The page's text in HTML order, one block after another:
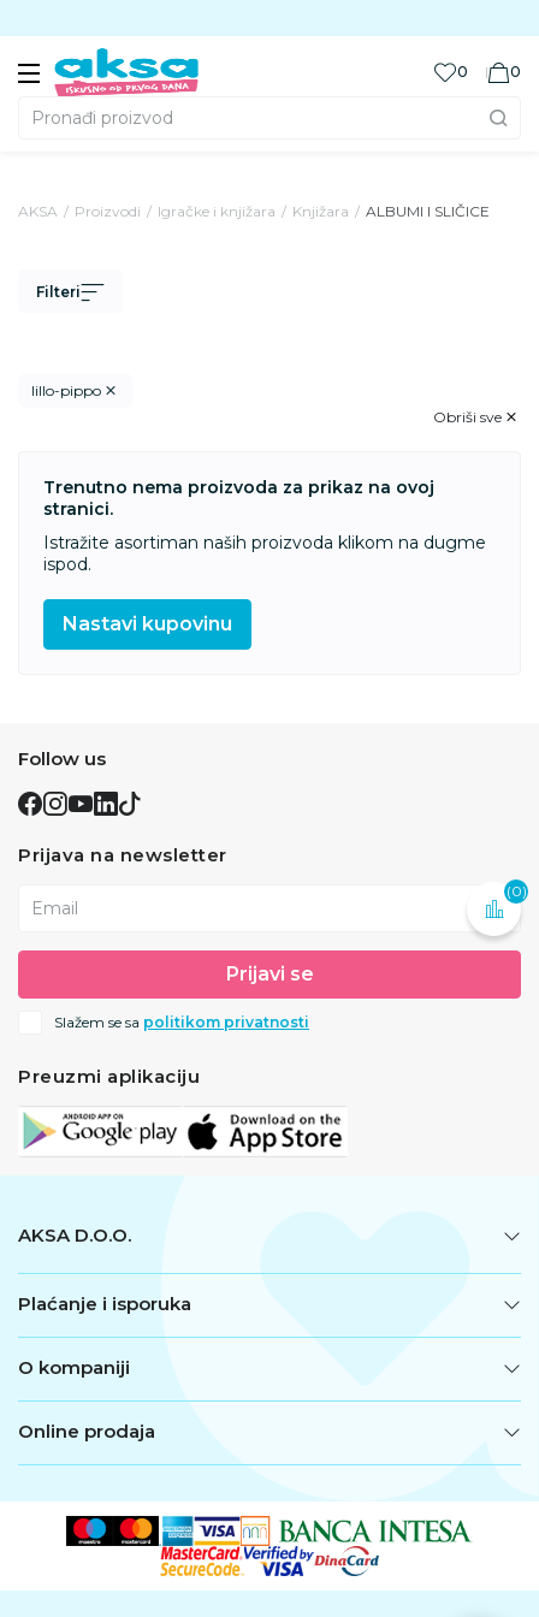
Pronađi proizvod
0 0
AKSA Proizvodi Igračke i knjižara Knjižara ALBUMI I SLIČICE
Filteri
lillo-pippo
Obriši sve
Trenutno nema proizvoda za prikaz na ovoj
stranici.
Istražite asortiman naših proizvoda klikom na dugme
ispod.
Nastavi kupovinu
(0)
Follow us
Prijava na newsletter
Email
Prijavi se
Slažem se sa politikom privatnosti
Preuzmi aplikaciju
AKSA D.O.O.
Plaćanje i isporuka
O kompaniji
Online prodaja